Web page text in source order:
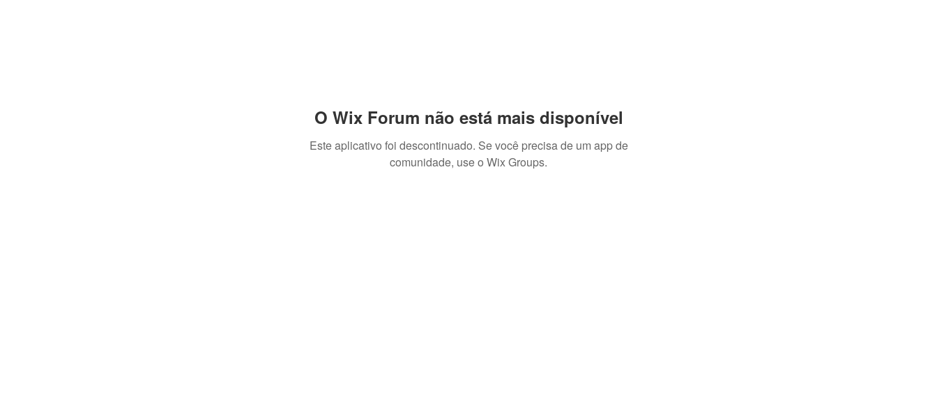
O Wix Forum não está mais disponível
Este aplicativo foi descontinuado. Se você precisa de um app de
comunidade, use o Wix Groups.